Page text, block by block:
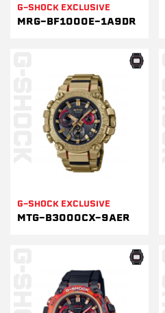
G-SHOCK EXCLUSIVE
MRG-BF1000E-1A9DR
G-SHOCK EXCLUSIVE
MTG-B3000CX-9AER